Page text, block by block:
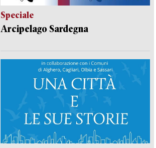
Speciale
Arcipelago Sardegna